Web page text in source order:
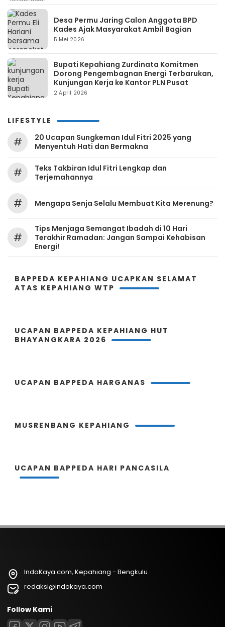
Desa Permu Jaring Calon Anggota BPD
Kades Ajak Masyarakat Ambil Bagian
5 Mei 2026
Bupati Kepahiang Zurdinata Komitmen
Dorong Pengembagnan Energi Terbarukan,
Kunjungan Kerja ke Kantor PLN Pusat
2 April 2026
LIFESTYLE
#
20 Ucapan Sungkeman Idul Fitri 2025 yang
Menyentuh Hati dan Bermakna
#
Teks Takbiran Idul Fitri Lengkap dan
Terjemahannya
# Mengapa Senja Selalu Membuat Kita Merenung?
#
Tips Menjaga Semangat Ibadah di 10 Hari
Terakhir Ramadan: Jangan Sampai Kehabisan
Energi!
BAPPEDA KEPAHIANG UCAPKAN SELAMAT
ATAS KEPAHIANG WTP
UCAPAN BAPPEDA KEPAHIANG HUT
BHAYANGKARA 2026
UCAPAN BAPPEDA HARGANAS
MUSRENBANG KEPAHIANG
UCAPAN BAPPEDA HARI PANCASILA
IndoKaya.com, Kepahiang - Bengkulu
redaksi@indokaya.com
Follow Kami